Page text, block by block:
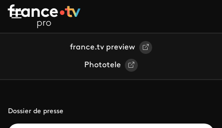
Aller au contenu principal
france.tv preview
Phototele
Dossier de presse